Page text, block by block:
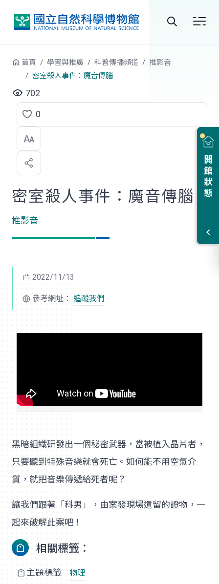
站
開館狀態
首頁 學習與推廣 科普傳播頻道
推影音
密室殺人事件：魔音傳腦
702
點
選
喜
歡
0
密室殺人事件：魔音傳腦
推影音
2022/11/13
參考網址： 追蹤我們
黑暗組織研發出一個秘密武器，當被植入晶片者，
只要聽到特殊音樂就會死亡。如何能不用空氣介
質，就把音樂傳遞給死者呢？
讓我們跟著「科男」，由案發現場遺留的證物，一
起來破解此案吧！
相關標籤：
主題標籤 物理